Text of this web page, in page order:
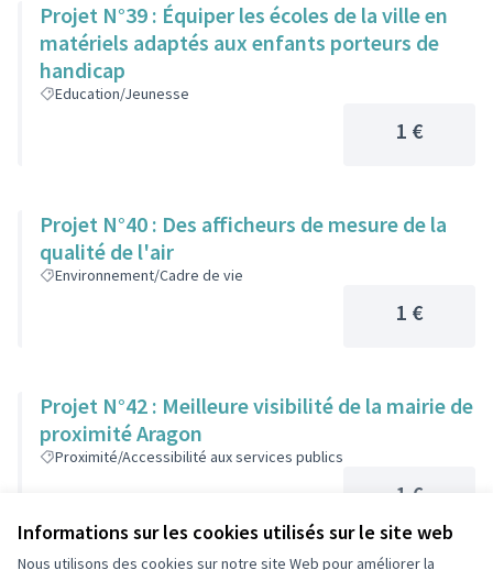
Informations sur les cookies utilisés sur le site web
Nous utilisons des cookies sur notre site Web pour améliorer la
Projet N°39 : Équiper les écoles de la ville en
matériels adaptés aux enfants porteurs de
handicap
Education/Jeunesse
1 €
Projet N°40 : Des afficheurs de mesure de la
qualité de l'air
Environnement/Cadre de vie
1 €
Projet N°42 : Meilleure visibilité de la mairie de
proximité Aragon
Proximité/Accessibilité aux services publics
1 €